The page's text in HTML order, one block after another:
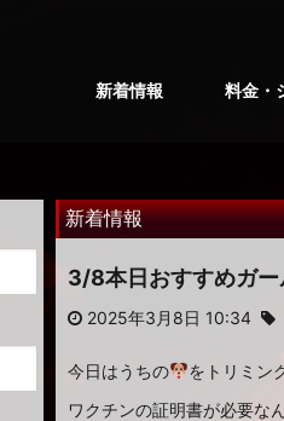
新着情報 料金・
新着情報
3/8本日おすすめガー
2025年3月8日 10:34
今日はうちの
をトリミン
ワクチンの証明書が必要な